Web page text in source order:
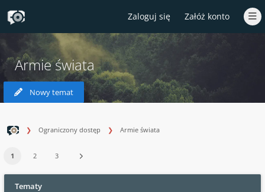
Zaloguj się Załóż konto
Armie świata
Nowy temat
Ograniczony dostęp Armie świata
1 2 3
Tematy